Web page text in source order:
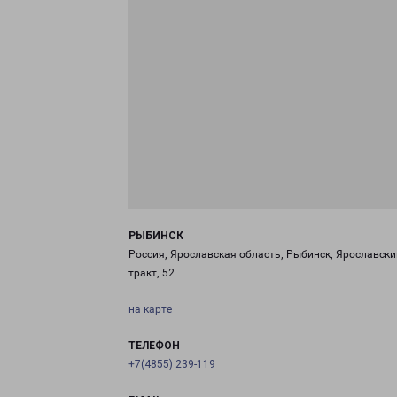
РЫБИНСК
Россия, Ярославская область, Рыбинск,
тракт, 52
на карте
ТЕЛЕФОН
+7(4855) 239-119